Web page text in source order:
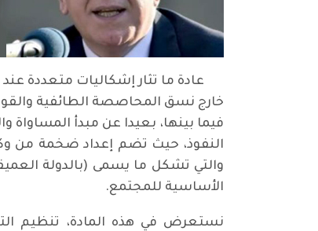
عادة ما تثار إشكاليات متعددة عند
خارج نسق المحاصصة الطائفية
فيما بينها، بعيدا عن مبدأ
النفوذ، حيث تضم إعداد ضخمة من
والتي تشكل ما يسمى (بالدولة
الأساسية للمجتمع.
نستعرض في هذه المادة، تنظيم